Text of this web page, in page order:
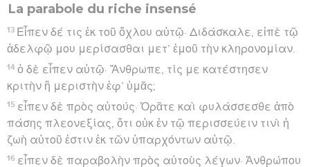
La parabole du riche insensé
13 Εἶπεν δέ τις ἐκ τοῦ ὄχλου αὐτῷ· Διδάσκαλε, εἰπὲ τῷ
ἀδελφῷ μου μερίσασθαι μετ’ ἐμοῦ τὴν κληρονομίαν.
14 ὁ δὲ εἶπεν αὐτῷ· Ἄνθρωπε, τίς με κατέστησεν
κριτὴν ἢ μεριστὴν ἐφ’ ὑμᾶς;
15 εἶπεν δὲ πρὸς αὐτούς· Ὁρᾶτε καὶ φυλάσσεσθε ἀπὸ
πάσης πλεονεξίας, ὅτι οὐκ ἐν τῷ περισσεύειν τινὶ ἡ
ζωὴ αὐτοῦ ἐστιν ἐκ τῶν ὑπαρχόντων αὐτῷ.
16 εἶπεν δὲ παραβολὴν πρὸς αὐτοὺς λέγων· Ἀνθρώπου